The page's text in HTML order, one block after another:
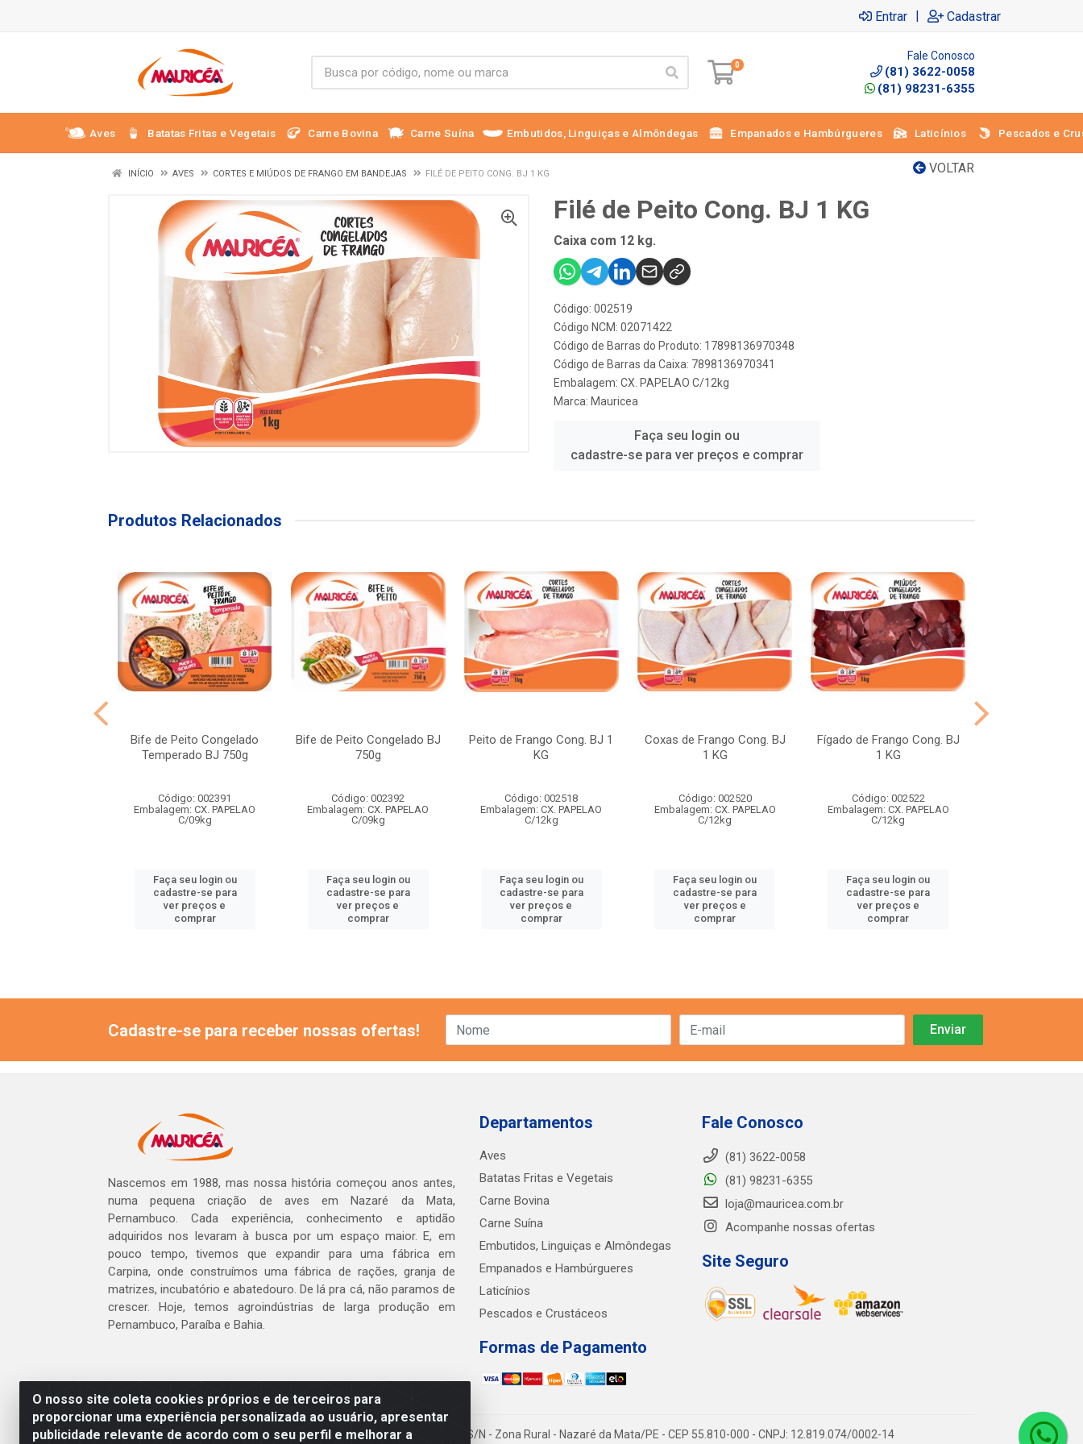
Entrar | Cadastrar
0
Fale Conosco
(81) 3622-0058
(81) 98231-6355
Aves Batatas Fritas e Vegetais Carne Bovina Carne Suína Embutidos, Linguiças e Almôndegas Empanados e Hambúrgueres Laticínios Pescados e
VOLTAR
INÍCIO AVES CORTES E MIÚDOS DE FRANGO EM BANDEJAS FILÉ DE PEITO CONG. BJ 1 KG
Filé de Peito Cong. BJ 1 KG
Caixa com 12 kg.
Código: 002519
Código NCM: 02071422
Código de Barras do Produto: 17898136970348
Código de Barras da Caixa: 7898136970341
Embalagem: CX. PAPELAO C/12kg
Marca: Mauricea
Faça seu login ou
cadastre-se para ver preços e comprar
Produtos Relacionados
Bife de Peito Congelado
Temperado BJ 750g
Código: 002391
Embalagem: CX. PAPELAO
C/09kg
Faça seu login ou
cadastre-se para
ver preços e
comprar
Bife de Peito Congelado BJ
750g
Código: 002392
Embalagem: CX. PAPELAO
C/09kg
Faça seu login ou
cadastre-se para
ver preços e
comprar
Peito de Frango Cong. BJ 1
KG
Código: 002518
Embalagem: CX. PAPELAO
C/12kg
Faça seu login ou
cadastre-se para
ver preços e
comprar
Coxas de Frango Cong. BJ
1 KG
Código: 002520
Embalagem: CX. PAPELAO
C/12kg
Faça seu login ou
cadastre-se para
ver preços e
comprar
Fígado de Frango Cong. BJ
1 KG
Código: 002522
Embalagem: CX. PAPELAO
C/12kg
Faça seu login ou
cadastre-se para
ver preços e
comprar
O nosso site coleta cookies próprios e de terceiros para
proporcionar uma experiência personalizada ao usuário, apresentar
publicidade relevante de acordo com o seu perfil e melhorar a
Cadastre-se para receber nossas ofertas!
Nascemos em 1988, mas nossa história começou anos antes,
numa pequena criação de aves em Nazaré da Mata,
Pernambuco. Cada experiência, conhecimento e aptidão
adquiridos nos levaram à busca por um espaço maior. E, em
pouco tempo, tivemos que expandir para uma fábrica em
Carpina, onde construímos uma fábrica de rações, granja de
matrizes, incubatório e abatedouro. De lá pra cá, não paramos de
crescer. Hoje, temos agroindústrias de larga produção em
Pernambuco, Paraíba e Bahia.
Departamentos
Aves
Batatas Fritas e Vegetais
Carne Bovina
Carne Suína
Embutidos, Linguiças e Almôndegas
Empanados e Hambúrgueres
Laticínios
Pescados e Crustáceos
Formas de Pagamento
Fale Conosco
(81) 3622-0058
(81) 98231-6355
loja@mauricea.com.br
Acompanhe nossas ofertas
Site Seguro
Mauricéa Alimentos do Nordeste Ltda - BR 408, KM 55, S/N - Zona Rural - Nazaré da Mata/PE - CEP 55.810-000 - CNPJ: 12.819.074/0002-14